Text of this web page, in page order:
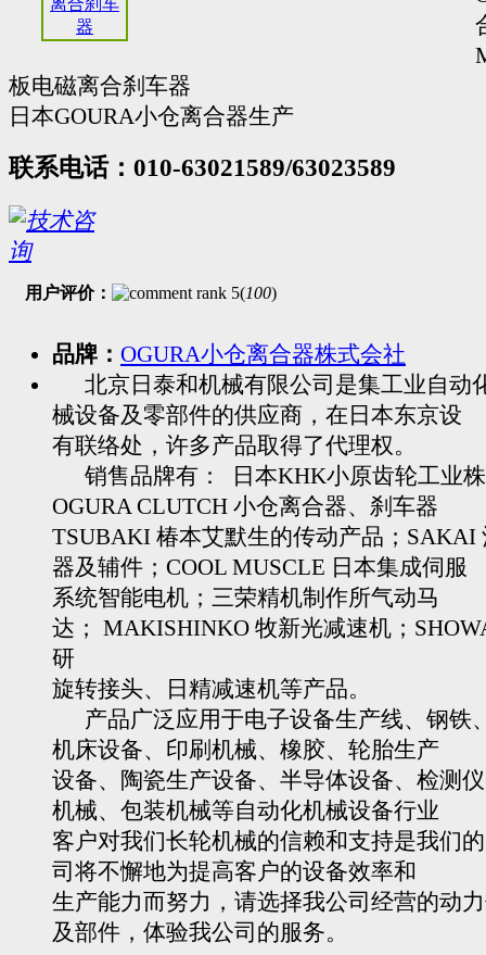
板电磁离合刹车器
日本GOURA小仓离合器生产
联系电话：010-63021589/63023589
用户评价： (100)
品牌： OGURA小仓离合器株式会社
北京日泰和机械有限公司是集工业自动
械设备及零部件的供应商，在日本东京设
有联络处，许多产品取得了代理权。
销售品牌有： 日本KHK小原齿轮工业
OGURA CLUTCH 小仓离合器、刹车器
TSUBAKI 椿本艾默生的传动产品；SAKAI
器及辅件；COOL MUSCLE 日本集成伺服
系统智能电机；三荣精机制作所气动马
达； MAKISHINKO 牧新光减速机；
研
旋转接头、日精减速机等产品。
产品广泛应用于电子设备生产线、钢铁
机床设备、印刷机械、橡胶、轮胎生产
设备、陶瓷生产设备、半导体设备、检测
机械、包装机械等自动化机械设备行业
客户对我们长轮机械的信赖和支持是我们
司将不懈地为提高客户的设备效率和
生产能力而努力，请选择我公司经营的动
及部件，体验我公司的服务。